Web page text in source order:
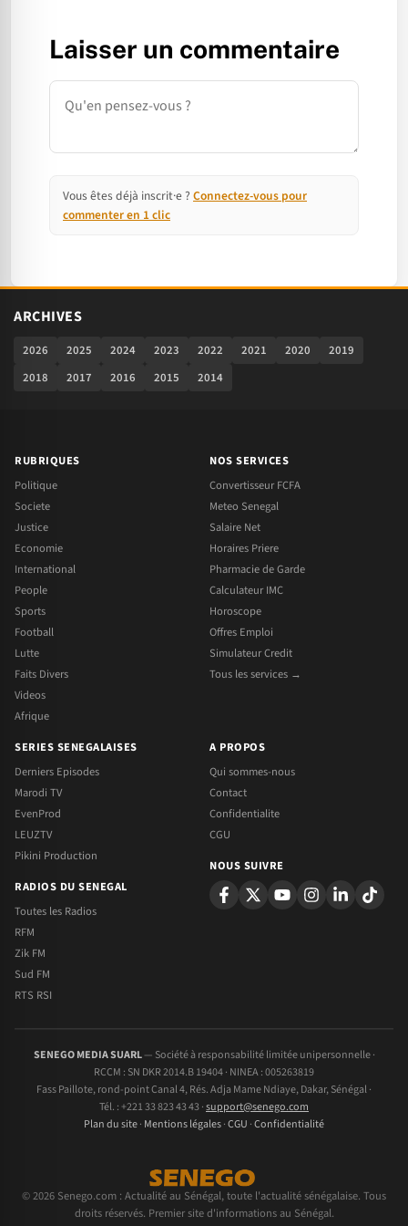
Laisser un commentaire
Commentaire
Vous êtes déjà inscrit·e ? Connectez-vous pour
commenter en 1 clic
ARCHIVES
2026 2025 2024 2023 2022 2021 2020
2019
2018
2017 2016 2015 2014
RUBRIQUES
Politique
Societe
Justice
Economie
International
People
Sports
Football
Lutte
Faits Divers
Videos
Afrique
NOS SERVICES
Convertisseur FCFA
Meteo Senegal
Salaire Net
Horaires Priere
Pharmacie de Garde
Calculateur IMC
Horoscope
Offres Emploi
Simulateur Credit
Tous les services →
SERIES SENEGALAISES
Derniers Episodes
Marodi TV
EvenProd
LEUZTV
Pikini Production
RADIOS DU SENEGAL
Toutes les Radios
RFM
Zik FM
Sud FM
RTS RSI
A PROPOS
Qui sommes-nous
Contact
Confidentialite
CGU
NOUS SUIVRE
SENEGO MEDIA SUARL— Société à responsabilité limitée unipersonnelle ·
RCCM : SN DKR 2014.B 19404 · NINEA : 005263819
Fass Paillote, rond-point Canal 4, Rés. Adja Mame Ndiaye, Dakar, Sénégal ·
Tél. : +221 33 823 43 43 ·support@senego.com
Plan du site· Mentions légales·CGU ·Confidentialité
© 2026 Senego.com : Actualité au Sénégal, toute l'actualité sénégalaise. Tous
droits réservés. Premier site d'informations au Sénégal.